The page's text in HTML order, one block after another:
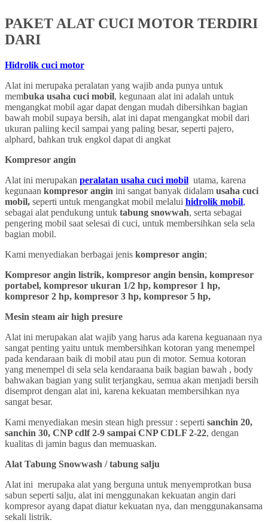
PAKET ALAT CUCI MOTOR TERDIRI
DARI
Hidrolik cuci motor
Alat ini merupaka peralatan yang wajib anda punya untuk
membuka usaha cuci mobil, kegunaan alat ini adalah untuk
mengangkat mobil agar dapat dengan mudah dibersihkan bagian
bawah mobil supaya bersih, alat ini dapat mengangkat mobil dari
ukuran paliing kecil sampai yang paling besar, seperti pajero,
alphard, bahkan truk engkol dapat di angkat
Kompresor angin
Alat ini merupakan peralatan usaha cuci mobil utama, karena
kegunaan kompresor angin ini sangat banyak didalam usaha cuci
mobil, seperti untuk mengangkat mobil melalui hidrolik mobil,
sebagai alat pendukung untuk tabung snowwah, serta sebagai
pengering mobil saat selesai di cuci, untuk membersihkan sela sela
bagian mobil.
Kami menyediakan berbagai jenis kompresor angin;
Kompresor angin listrik, kompresor angin bensin, kompresor
portabel, kompresor ukuran 1/2 hp, kompresor 1 hp,
kompresor 2 hp, kompresor 3 hp, kompresor 5 hp,
Mesin steam air high presure
Alat ini merupakan alat wajib yang harus ada karena keguanaan nya
sangat penting yaitu untuk membersihkan kotoran yang menempel
pada kendaraan baik di mobil atau pun di motor. Semua kotoran
yang menempel di sela sela kendaraana baik bagian bawah , body
bahwakan bagian yang sulit terjangkau, semua akan menjadi bersih
disemprot dengan alat ini, karena kekuatan membersihkan nya
sangat besar.
Kami menyediakan mesin stean high pressur : seperti sanchin 20,
sanchin 30, CNP cdlf 2-9 sampai CNP CDLF 2-22, dengan
kualitas di jamin bagus dan memuaskan.
Alat Tabung Snowwash / tabung salju
Alat ini merupaka alat yang berguna untuk menyemprotkan busa
sabun seperti salju, alat ini menggunakan kekuatan angin dari
kompresor ayang dapat diatur kekuatan nya, dan menggunakansama
sekali listrik.